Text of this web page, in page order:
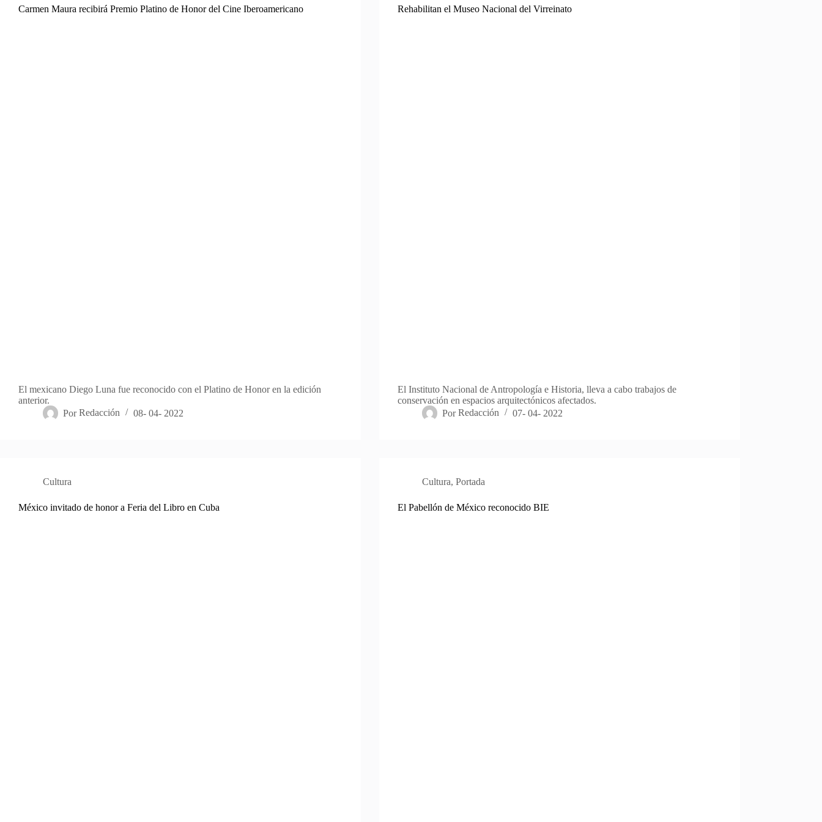
Carmen Maura recibirá Premio Platino de Honor del Cine Iberoamericano
El mexicano Diego Luna fue reconocido con el Platino de Honor en la edición
anterior.
Por Redacción 08- 04- 2022
Rehabilitan el Museo Nacional del Virreinato
El Instituto Nacional de Antropología e Historia, lleva a cabo trabajos de
conservación en espacios arquitectónicos afectados.
Por Redacción 07- 04- 2022
Cultura
México invitado de honor a Feria del Libro en Cuba
Cultura, Portada
El Pabellón de México reconocido BIE